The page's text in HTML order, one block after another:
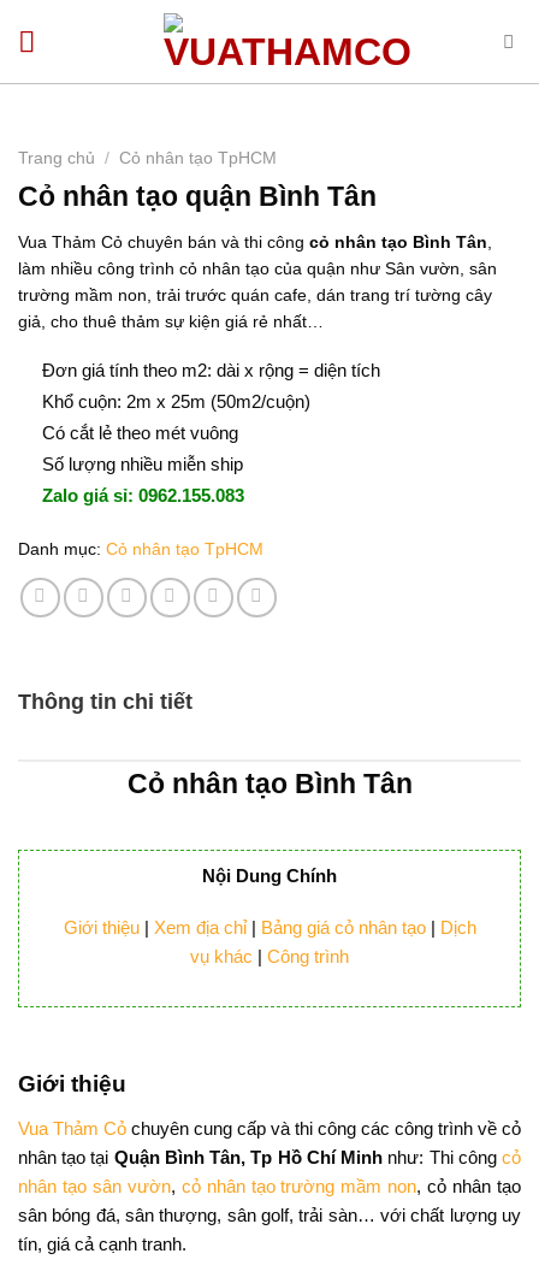
Trang chủ / Cỏ nhân tạo TpHCM
Cỏ nhân tạo quận Bình Tân
Vua Thảm Cỏ chuyên bán và thi công cỏ nhân tạo Bình Tân
làm nhiều công trình cỏ nhân tạo của quận như Sân vườn, sân
trường mầm non, trải trước quán cafe, dán trang trí tường cây
giả, cho thuê thảm sự kiện giá rẻ nhất…
Đơn giá tính theo m2: dài x rộng = diện tích
Khổ cuộn: 2m x 25m (50m2/cuộn)
Có cắt lẻ theo mét vuông
Số lượng nhiều miễn ship
Zalo giá sỉ: 0962.155.083
Danh mục: Cỏ nhân tạo TpHCM
Thông tin chi tiết
Cỏ nhân tạo Bình Tân
Nội Dung Chính
Giới thiệu| Xem địa chỉ| Bảng giá cỏ nhân tạo| Dịch
vụ khác | Công trình
Giới thiệu
Vua Thảm Cỏ chuyên cung cấp và thi công các công trình về cỏ
nhân tạo tại Quận Bình Tân, Tp Hồ Chí Minh như: Thi côngcỏ
nhân tạo sân vườn, cỏ nhân tạo trường mầm non, cỏ nhân tạo
sân bóng đá, sân thượng, sân golf, trải sàn… với chất lượng uy
tín, giá cả cạnh tranh.